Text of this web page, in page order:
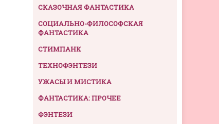
СКАЗОЧНАЯ ФАНТАСТИКА
СОЦИАЛЬНО-ФИЛОСОФСКАЯ
ФАНТАСТИКА
СТИМПАНК
ТЕХНОФЭНТЕЗИ
УЖАСЫ И МИСТИКА
ФАНТАСТИКА: ПРОЧЕЕ
ФЭНТЕЗИ